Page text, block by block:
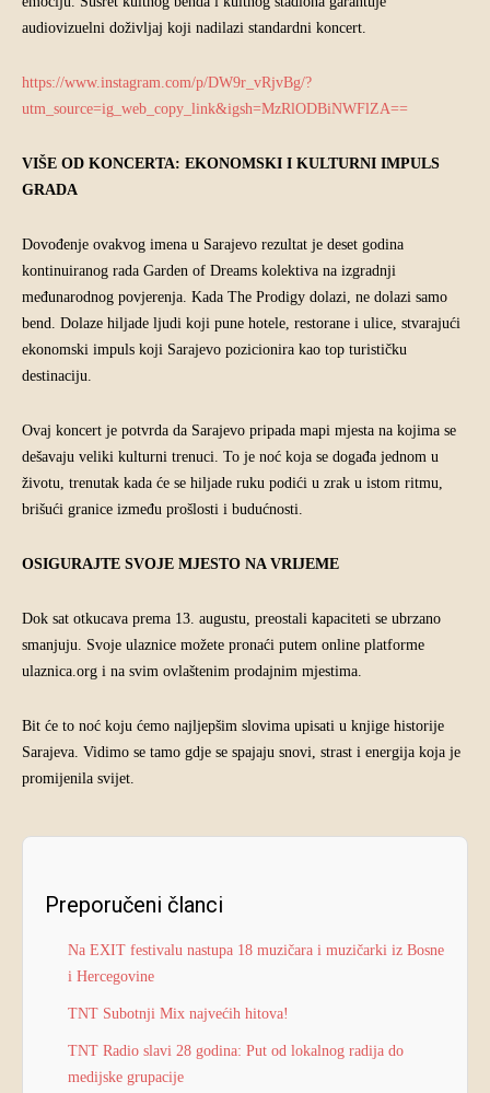
audiovizuelni doživljaj koji nadilazi standardni koncert.
https://www.instagram.com/p/DW9r_vRjvBg/?
utm_source=ig_web_copy_link&igsh=MzRlODBiNWFlZA==
VIŠE OD KONCERTA: EKONOMSKI I KULTURNI IMPULS
GRADA
Dovođenje ovakvog imena u Sarajevo rezultat je deset godina
kontinuiranog rada Garden of Dreams kolektiva na izgradnji
međunarodnog povjerenja. Kada The Prodigy dolazi, ne dolazi samo
bend. Dolaze hiljade ljudi koji pune hotele, restorane i ulice, stvarajući
ekonomski impuls koji Sarajevo pozicionira kao top turističku
destinaciju.
Ovaj koncert je potvrda da Sarajevo pripada mapi mjesta na kojima se
dešavaju veliki kulturni trenuci. To je noć koja se događa jednom u
životu, trenutak kada će se hiljade ruku podići u zrak u istom ritmu,
brišući granice između prošlosti i budućnosti.
OSIGURAJTE SVOJE MJESTO NA VRIJEME
Dok sat otkucava prema 13. augustu, preostali kapaciteti se ubrzano
smanjuju. Svoje ulaznice možete pronaći putem online platforme
ulaznica.org i na svim ovlaštenim prodajnim mjestima.
Bit će to noć koju ćemo najljepšim slovima upisati u knjige historije
Sarajeva. Vidimo se tamo gdje se spajaju snovi, strast i energija koja je
promijenila svijet.
Preporučeni članci
Na EXIT festivalu nastupa 18 muzičara i muzičarki iz Bosne
i Hercegovine
TNT Subotnji Mix najvećih hitova!
TNT Radio slavi 28 godina: Put od lokalnog radija do
medijske grupacije